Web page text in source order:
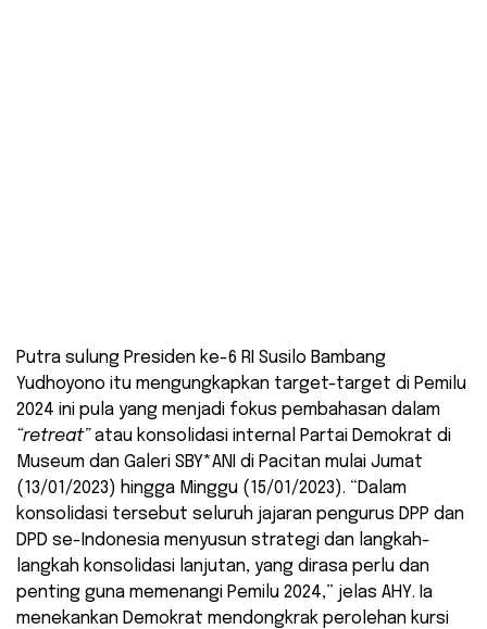
Putra sulung Presiden ke-6 RI Susilo Bambang
Yudhoyono itu mengungkapkan target-target di Pemilu
2024 ini pula yang menjadi fokus pembahasan dalam
“retreat”atau konsolidasi internal Partai Demokrat di
Museum dan Galeri SBY*ANI di Pacitan mulai Jumat
(13/01/2023) hingga Minggu (15/01/2023). “Dalam
konsolidasi tersebut seluruh jajaran pengurus DPP dan
DPD se-Indonesia menyusun strategi dan langkah-
langkah konsolidasi lanjutan, yang dirasa perlu dan
penting guna memenangi Pemilu 2024,” jelas AHY. Ia
menekankan Demokrat mendongkrak perolehan kursi